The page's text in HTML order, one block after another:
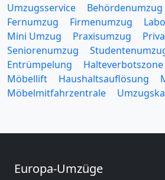
Umzugsservice Behördenumzug
Fernumzug
Firmenumzug
Mini Umzug
Praxisumzug
Seniorenumzug
Entrümpelung
Halteverbotszone
Möbellift
Haushaltsauflösung
Möbelmitfahrzentrale
Europa-Umzüge